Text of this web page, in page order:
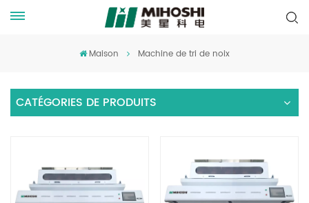
Maison Machine de tri de noix
CATÉGORIES DE PRODUITS